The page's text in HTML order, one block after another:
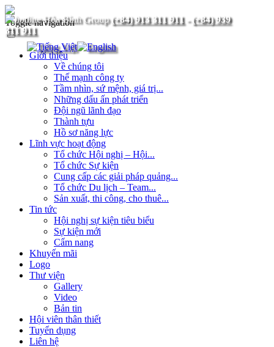
(+84) 913 311 911- (+84) 939
311 911
Toggle navigation
Giới thiệu
Về chúng tôi
Thế mạnh công ty
Tầm nhìn, sứ mệnh, giá trị...
Những dấu ấn phát triển
Đội ngũ lãnh đạo
Thành tựu
Hồ sơ năng lực
Lĩnh vực hoạt động
Tổ chức Hội nghị – Hội...
Tổ chức Sự kiện
Cung cấp các giải pháp quảng...
Tổ chức Du lịch – Team...
Sản xuất, thi công, cho thuê...
Tin tức
Hội nghị sự kiện tiêu biểu
Sự kiện mới
Cẩm nang
Khuyến mãi
Logo
Thư viện
Gallery
Video
Bản tin
Hội viên thân thiết
Tuyển dụng
Liên hệ